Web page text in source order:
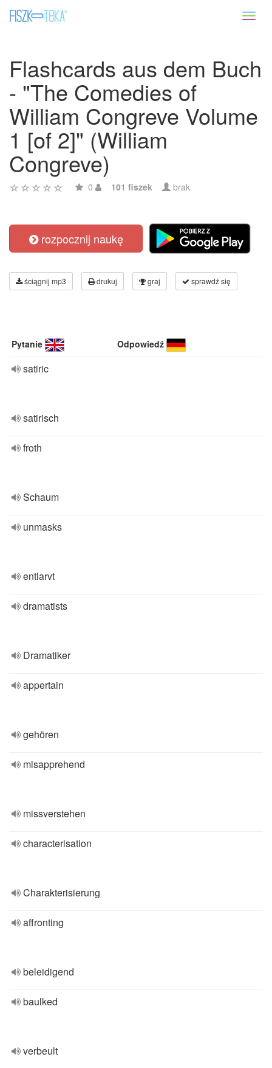
Flashcards aus dem Buch
- "The Comedies of
William Congreve Volume
1 [of 2]" (William
Congreve)
0 101 fiszek brak
rozpocznij naukę
ściągnij mp3 drukuj graj sprawdź się
Pytanie Odpowiedź
satiric
satirisch
froth
Schaum
unmasks
entlarvt
dramatists
Dramatiker
appertain
gehören
misapprehend
missverstehen
characterisation
Charakterisierung
affronting
beleidigend
baulked
verbeult